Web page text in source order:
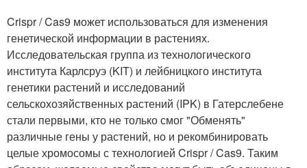
Crispr / Cas9 может использоваться для изменения
генетической информации в растениях.
Исследовательская группа из технологического
института Карлсруэ (KIT) и лейбницкого института
генетики растений и исследований
сельскохозяйственных растений (IPK) в Гатерслебене
стали первыми, кто не только смог "Обменять"
различные гены у растений, но и рекомбинировать
целые хромосомы с технологией Crispr / Cas9. Таким